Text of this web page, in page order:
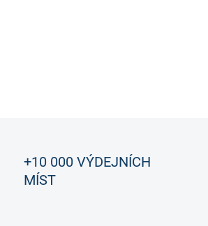
+10 000 VÝDEJNÍCH
MÍST